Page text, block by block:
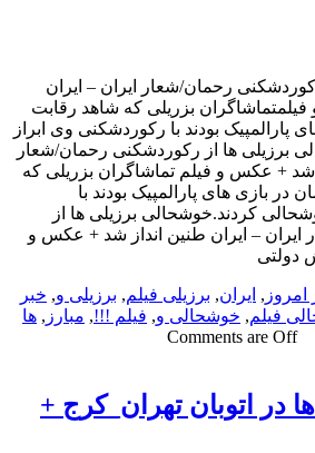
رحمان/شعار ایران – ایران
بزریلی که شاهد رقابت
بودند با رکوردشکنی وی ابراز
برزیلی ها از رکوردشکنی رحمان/شعار
شد + عکس و فیلم تماشاگران بزریلی که
بازی های پارالمپیک بودند با
کردند.خوشحالی برزیلی ها از
– ایران طنین انداز شد + عکس و
, ایران,برزیلی فیلم,برزیلی و ,خبر
فیلم,خوشحالی و ,فیلم !!!,مبارز , ها
Comments are Off
در اتوبان تهران_کرج +